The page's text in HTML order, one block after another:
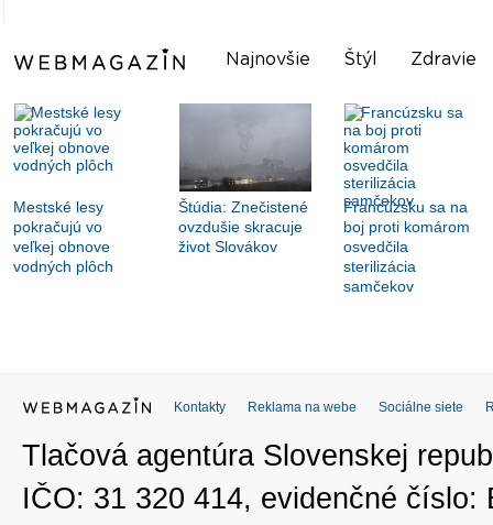
Najnovšie Štýl Zdravie
Mestské lesy
pokračujú vo
veľkej obnove
vodných plôch
Štúdia: Znečistené
ovzdušie skracuje
život Slovákov
Francúzsku sa na
boj proti komárom
osvedčila
sterilizácia
samčekov
Kontakty Reklama na webe Sociálne siete
Tlačová agentúra Slovenskej
IČO: 31 320 414, evidenčné číslo: